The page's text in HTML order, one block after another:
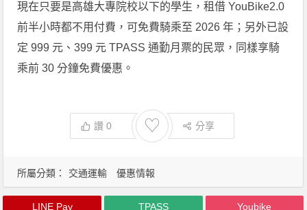
現在只要是高雄大專院校以下的學生，租借 YouBike2.0
前半小時都不用付費，可免費騎乘至 2026 年；另外已設
定 999 元、399 元 TPASS 通勤月票的民眾，同樣享騎
乘前 30 分鐘免費優惠。
讚0 ♡ 分享
所屬分類： 交通運輸 優惠情報
LINE Pay TPASS Youbike